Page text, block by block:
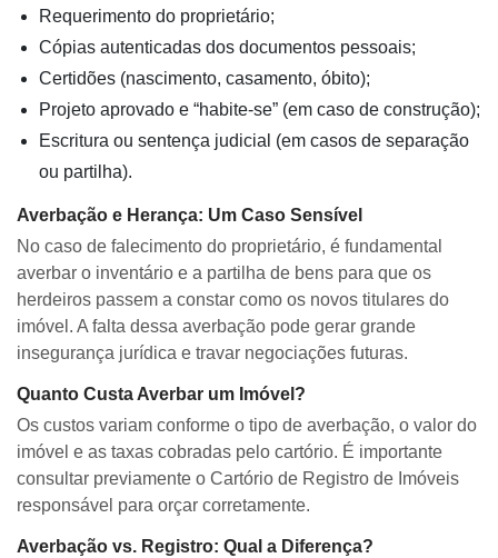
Requerimento do proprietário;
Cópias autenticadas dos documentos pessoais;
Certidões (nascimento, casamento, óbito);
Projeto aprovado e “habite-se” (em caso de construção);
Escritura ou sentença judicial (em casos de separação
ou partilha).
Averbação e Herança: Um Caso Sensível
No caso de falecimento do proprietário, é fundamental
averbar o inventário e a partilha de bens para que os
herdeiros passem a constar como os novos titulares do
imóvel. A falta dessa averbação pode gerar grande
insegurança jurídica e travar negociações futuras.
Quanto Custa Averbar um Imóvel?
Os custos variam conforme o tipo de averbação, o valor do
imóvel e as taxas cobradas pelo cartório. É importante
consultar previamente o Cartório de Registro de Imóveis
responsável para orçar corretamente.
Averbação vs. Registro: Qual a Diferença?